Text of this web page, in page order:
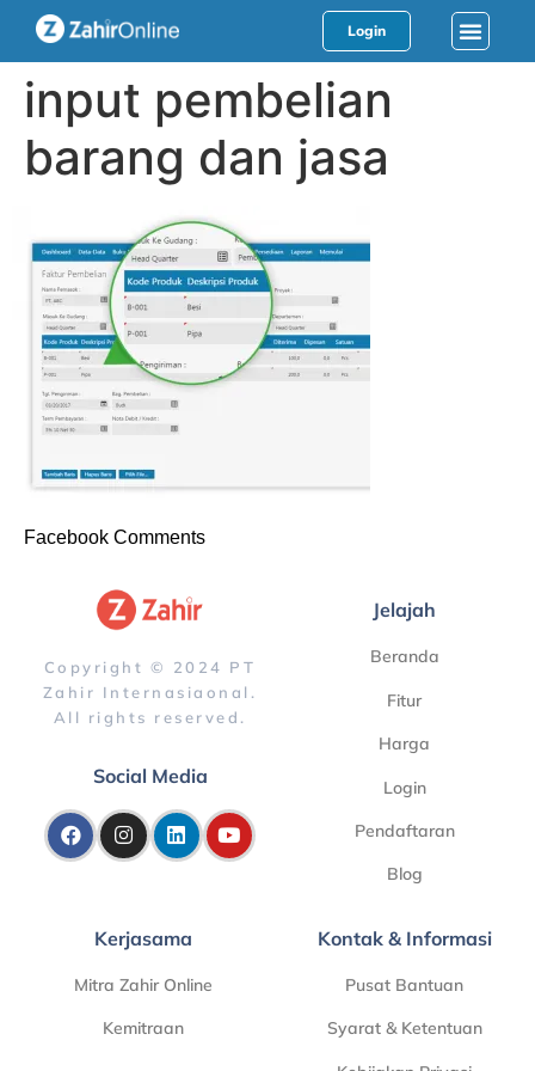
Login
input pembelian
barang dan jasa
Facebook Comments
Copyright © 2024 PT
Zahir Internasiaonal.
All rights reserved.
Social Media
Jelajah
Beranda
Fitur
Harga
Login
Pendaftaran
Blog
Kerjasama
Mitra Zahir Online
Kemitraan
Kontak & Informasi
Pusat Bantuan
Syarat & Ketentuan